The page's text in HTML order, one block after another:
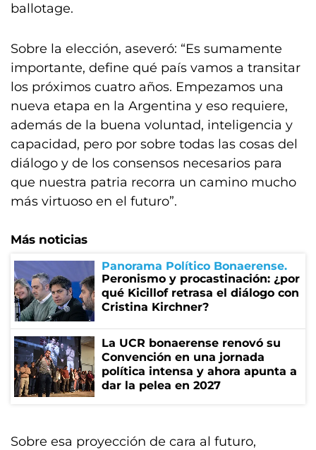
ballotage.
Sobre la elección, aseveró: “Es sumamente
importante, define qué país vamos a transitar
los próximos cuatro años. Empezamos una
nueva etapa en la Argentina y eso requiere,
además de la buena voluntad, inteligencia y
capacidad, pero por sobre todas las cosas del
diálogo y de los consensos necesarios para
que nuestra patria recorra un camino mucho
más virtuoso en el futuro”.
Más noticias
Panorama Político Bonaerense
Peronismo y procastinación: ¿por
qué Kicillof retrasa el diálogo con
Cristina Kirchner?
La UCR bonaerense renovó su
Convención en una jornada
política intensa y ahora apunta a
dar la pelea en 2027
Sobre esa proyección de cara al futuro,